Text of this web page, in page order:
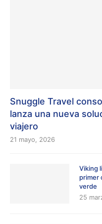
Snuggle Travel
lanza una nueva
viajero
21 mayo, 2026
Viking
primer
verde
25